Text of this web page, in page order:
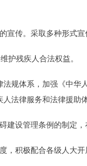
传。采取多种形式宣
残疾人合法权益。
体系，加强《中华人
人法律服务和法律援助
设管理条例的制定，
积极配合各级人大开